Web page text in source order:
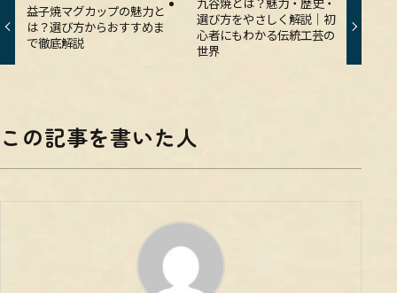
益子焼マグカップの魅力と
は？選び方からおすすめま
で徹底解説
選び方をやさしく解説｜初
心者にもわかる伝統工芸の
世界
この記事を書いた人